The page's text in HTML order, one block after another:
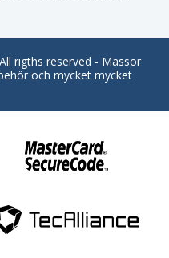
rigths reserved - Massor
och mycket mycket